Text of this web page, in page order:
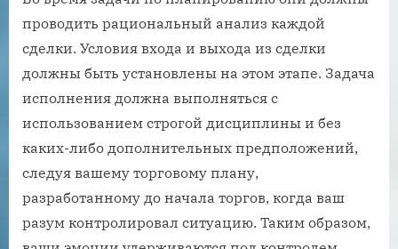
проводить рациональный анализ каждой
сделки. Условия входа и выхода из сделки
должны быть установлены на этом этапе. Задача
исполнения должна выполняться с
использованием строгой дисциплины и без
каких-либо дополнительных предположений,
следуя вашему торговому плану,
разработанному до начала торгов, когда ваш
разум контролировал ситуацию. Таким образом,